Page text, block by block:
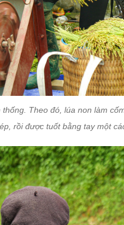
Theo đó, lúa non làm
rồi được tuốt bằng tay một